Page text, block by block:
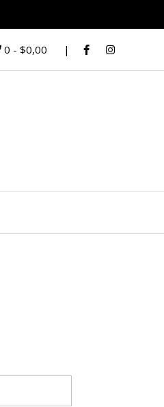
0 - $0,00